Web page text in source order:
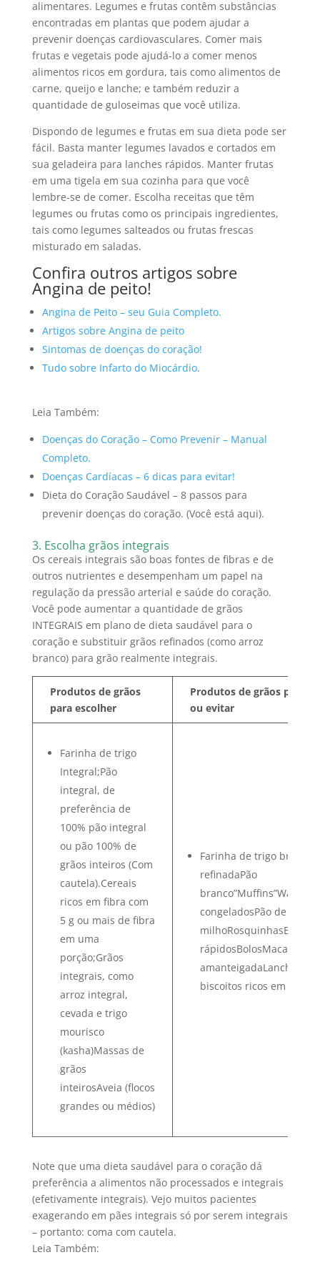
alimentares. Legumes e frutas contêm substâncias
encontradas em plantas que podem ajudar a
prevenir doenças cardiovasculares. Comer mais
frutas e vegetais pode ajudá-lo a comer menos
alimentos ricos em gordura, tais como alimentos de
carne, queijo e lanche; e também reduzir a
quantidade de guloseimas que você utiliza.
Dispondo de legumes e frutas em sua dieta pode ser
fácil. Basta manter legumes lavados e cortados em
sua geladeira para lanches rápidos. Manter frutas
em uma tigela em sua cozinha para que você
lembre-se de comer. Escolha receitas que têm
legumes ou frutas como os principais ingredientes,
tais como legumes salteados ou frutas frescas
misturado em saladas.
Confira outros artigos sobre
Angina de peito!
Angina de Peito – seu Guia Completo.
Artigos sobre Angina de peito
Sintomas de doenças do coração!
Tudo sobre Infarto do Miocárdio.
Leia Também:
Doenças do Coração – Como Prevenir – Manual
Completo.
Doenças Cardíacas – 6 dicas para evitar!
Dieta do Coração Saudável – 8 passos para
prevenir doenças do coração. (Você está aqui).
3. Escolha grãos integrais
Os cereais integrais são boas fontes de fibras e de
outros nutrientes e desempenham um papel na
regulação da pressão arterial e saúde do coração.
Você pode aumentar a quantidade de grãos
INTEGRAIS em plano de dieta saudável para o
coração e substituir grãos refinados (como arroz
branco) para grão realmente integrais.
Produtos de grãos
para escolher
Produtos de grãos para
ou evitar
Farinha de trigo
Integral;Pão
integral, de
preferência de
100% pão integral
ou pão 100% de
grãos inteiros (Com
cautela).Cereais
ricos em fibra com
5 g ou mais de fibra
em uma
porção;Grãos
integrais, como
arroz integral,
cevada e trigo
mourisco
(kasha)Massas de
grãos
inteirosAveia (flocos
grandes ou médios)
Farinha de trigo branca
refinadaPão
branco”Muffins”Waffles
congeladosPão de
amanteigadaLanche de
biscoitos ricos em
Note que uma dieta saudável para o coração dá
preferência a alimentos não processados e integrais
(efetivamente integrais). Vejo muitos pacientes
exagerando em pães integrais só por serem integrais
– portanto: coma com cautela.
Leia Também: